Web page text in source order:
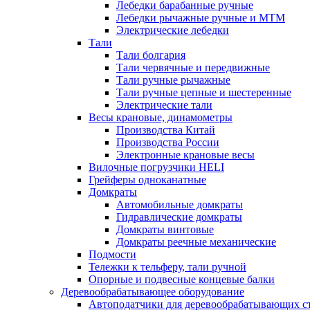
Лебедки барабанные ручные
Лебедки рычажные ручные и МТМ
Электрические лебедки
Тали
Тали болгария
Тали червячные и передвижные
Тали ручные рычажные
Тали ручные цепные и шестеренные
Электрические тали
Весы крановые, динамометры
Производства Китай
Производства России
Электронные крановые весы
Вилочные погрузчики HELI
Грейферы одноканатные
Домкраты
Автомобильные домкраты
Гидравлические домкраты
Домкраты винтовые
Домкраты реечные механические
Подмости
Тележки к тельферу, тали ручной
Опорные и подвесные концевые балки
Деревообрабатывающее оборудование
Автоподатчики для деревообрабатывающих